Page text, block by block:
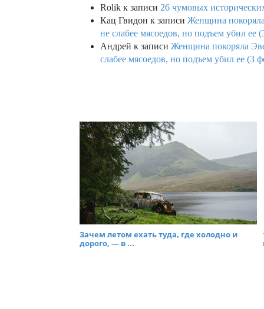
Rolik к записи 26 чумовых
Кац Гвидон к записи Женщина
не слабее мясоедов, но подъем убил ее
Андрей к записи Женщина покоряла
слабее мясоедов, но подъем убил ее (3
Зачем летом ехать туда, где холодно и
дорого, — в ...